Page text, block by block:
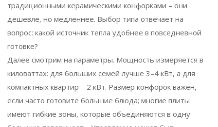
традиционными керамическими конфорками – они
дешевле, но медленнее. Выбор типа отвечает на
вопрос: какой источник тепла удобнее в повседневной
готовке?
Далее смотрим на параметры. Мощность измеряется в
киловаттах: для больших семей лучше 3–4 кВт, а для
компактных квартир – 2 кВт. Размер конфорок важен,
если часто готовите большие блюда; многие плиты
имеют гибкие зоны, которые объединяются в одну